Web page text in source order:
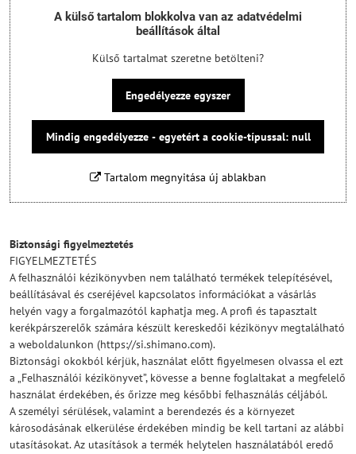
A külső tartalom blokkolva van az adatvédelmi
beállítások által
Külső tartalmat szeretne betölteni?
Engedélyezze egyszer
Mindig engedélyezze - egyetért a cookie-típussal: null
Tartalom megnyitása új ablakban
Biztonsági figyelmeztetés
FIGYELMEZTETÉS
A felhasználói kézikönyvben nem található termékek telepítésével,
beállításával és cseréjével kapcsolatos információkat a vásárlás
helyén vagy a forgalmazótól kaphatja meg. A profi és tapasztalt
kerékpárszerelők számára készült kereskedői kézikönyv megtalálható
a weboldalunkon (https://si.shimano.com).
Biztonsági okokból kérjük, használat előtt figyelmesen olvassa el ezt
a „Felhasználói kézikönyvet”, kövesse a benne foglaltakat a megfelelő
használat érdekében, és őrizze meg későbbi felhasználás céljából.
A személyi sérülések, valamint a berendezés és a környezet
károsodásának elkerülése érdekében mindig be kell tartani az alábbi
utasításokat. Az utasítások a termék helytelen használatából eredő